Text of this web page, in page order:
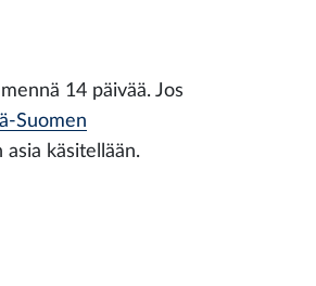
14 päivää. Jos
Suomen
käsitellään.